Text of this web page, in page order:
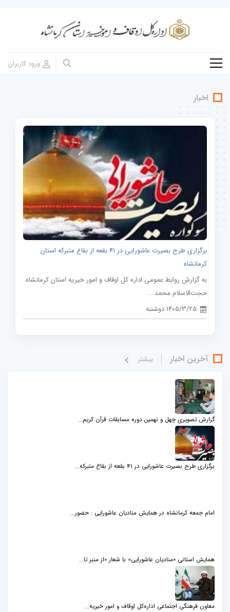
اخبار
برگزاری طرح بصیرت عاشورایی در 41 بقعه از بقاع متبرکه استان
کرمانشاه
به گزارش روابط عمومی اداره کل اوقاف و امور خیریه استان کرمانشاه
حجت‌الاسلام محمد...
1405/3/25 دوشنبه
آخرین اخبار بيشتر
گزارش تصویری چهل و نهمین دوره مسابقات قرآن کریم...
برگزاری طرح بصیرت عاشورایی در 41 بقعه از بقاع متبرکه...
امام جمعه کرمانشاه در همایش منادیان عاشورایی : حضور...
همایش استانی «منادیان عاشورایی» با شعار «از منبر تا...
معاون فرهنگی اجتماعی اداره‌کل اوقاف و امور خیریه...